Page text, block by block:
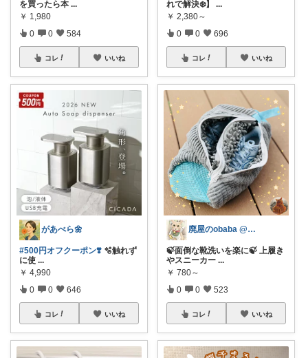
を買ったら本 ...
￥ 1,980
0 0 584
コレ いいね
があべら🌼
#500円オフクーポン❣️ 🫧触れず
に使 ...
￥ 4,990
0 0 646
コレ いいね
れで解決❄️】
...
￥ 2,380～
0 0 696
コレ いいね
廃屋のobaba @ 感謝🙏ほぼ朝コレ
🍃面倒な靴洗いを楽に🍃 上履き
やスニーカー ...
￥ 780～
0 0 523
コレ いいね